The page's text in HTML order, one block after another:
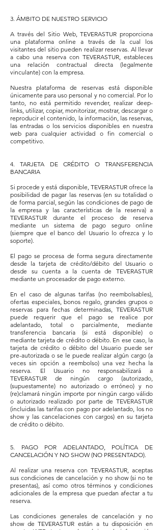
3. ÁMBITO DE NUESTRO SERVICIO
A través del Sitio Web, TEVERASTUR proporciona
una plataforma online a través de la cual los
visitantes del sitio pueden realizar reservas. Al llevar
a cabo una reserva con TEVERASTUR, estableces
una relación contractual directa (legalmente
vinculante) con la empresa.
Nuestra plataforma de reservas está disponible
únicamente para uso personal y no comercial. Por lo
tanto, no está permitido revender, realizar deep-
links, utilizar, copiar, monitorizar, mostrar, descargar o
reproducir el contenido, la información, las reservas,
las entradas o los servicios disponibles en nuestra
web para cualquier actividad o fin comercial o
competitivo.
4. TARJETA DE CRÉDITO O TRANSFERENCIA
BANCARIA
Si procede y está disponible, TEVERASTUR ofrece la
posibilidad de pagar las reservas (en su totalidad o
de forma parcial, según las condiciones de pago de
la empresa y las características de la reserva) a
TEVERASTUR durante el proceso de reserva
mediante un sistema de pago seguro online
(siempre que el banco del Usuario lo ofrezca y lo
soporte).
El pago se procesa de forma segura directamente
desde la tarjeta de crédito/débito del Usuario o
desde su cuenta a la cuenta de TEVERASTUR
mediante un procesador de pago externo.
En el caso de algunas tarifas (no reembolsables),
ofertas especiales, bonos regalo, grandes grupos o
reservas para fechas determinadas, TEVERASTUR
puede requerir que el pago se realice por
adelantado, total o parcialmente, mediante
transferencia bancaria (si está disponible) o
mediante tarjeta de crédito o débito. En ese caso, la
tarjeta de crédito o débito del Usuario puede ser
pre-autorizada o se le puede realizar algún cargo (a
veces sin opción a reembolso) una vez hecha la
reserva. El Usuario no responsabilizará a
TEVERASTUR de ningún cargo (autorizado,
(supuestamente) no autorizado o erróneo) y no
(re)clamará ningún importe por ningún cargo válido
o autorizado realizado por parte de TEVERASTUR
(incluidas las tarifas con pago por adelantado, los no
show y las cancelaciones con cargos) en su tarjeta
de crédito o débito.
5. PAGO POR ADELANTADO, POLÍTICA DE
CANCELACIÓN Y NO SHOW (NO PRESENTADO).
Al realizar una reserva con TEVERASTUR, aceptas
sus condiciones de cancelación y no show (si no te
presentas), así como otros términos y condiciones
adicionales de la empresa que puedan afectar a tu
reserva.
Las condiciones generales de cancelación y no
show de TEVERASTUR están a tu disposición en